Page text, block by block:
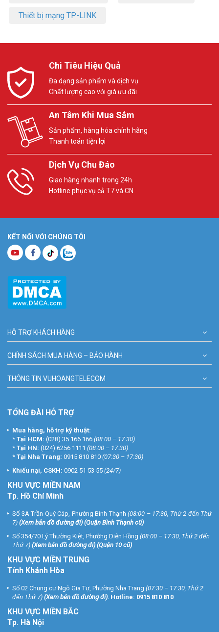
Thiết bị mạng TP-LINK
Chi Tiêu Hiệu Quả
Đa dạng sản phẩm và dịch vụ
Chất lượng cao với giá ưu đãi
An Tâm Khi Mua Sắm
Sản phẩm, hàng hóa chính hãng
Thanh toán tiện lợi
Dịch Vụ Chu Đáo
Giao hàng nhanh trong 24h
Hotline phục vụ cả T7 và CN
KẾT NỐI VỚI CHÚNG TÔI
HỖ TRỢ KHÁCH HÀNG
CHÍNH SÁCH MUA HÀNG – BẢO HÀNH
THÔNG TIN VUHOANGTELECOM
TỔNG ĐÀI HỖ TRỢ
Mua hàng, hỗ trợ kỹ thuật:
* Tại HCM: (028) 35 166 166 (08:00 – 17:30)
* Tại HN: (024) 6256 1111 (08:00 – 17:30)
* Tại Nha Trang: 0915 810 810 (07:30 – 17:30)
Khiếu nại, CSKH: 0902 51 53 55 (24/7)
KHU VỰC MIỀN NAM
Tp. Hồ Chí Minh
Số 3A Trần Quý Cáp, Phường Bình Thạnh (08:00 – 17:30, Thứ 2 đến Thứ
7) (Xem bản đồ đường đi) (Quận Bình Thạnh cũ)
Số 354/70 Lý Thường Kiệt, Phường Diên Hồng (08:00 – 17:30, Thứ 2 đến
Thứ 7) (Xem bản đồ đường đi) (Quận 10 cũ)
KHU VỰC MIỀN TRUNG
Tỉnh Khánh Hòa
Số 02 Chung cư Ngô Gia Tự, Phường Nha Trang (07:30 – 17:30, Thứ 2
đến Thứ 7) (Xem bản đồ đường đi). Hotline: 0915 810 810
KHU VỰC MIỀN BẮC
Tp. Hà Nội